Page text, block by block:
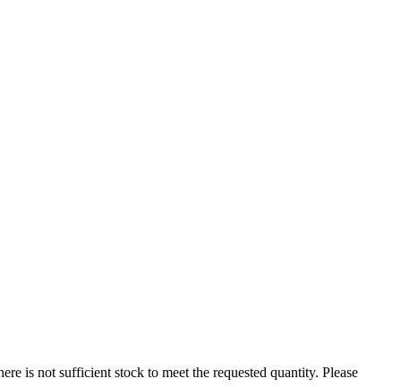
is not sufficient stock to meet the requested quantity. Please